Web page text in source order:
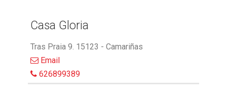
Casa Gloria
Tras Praia 9. 15123 - Camariñas
Email
626899389